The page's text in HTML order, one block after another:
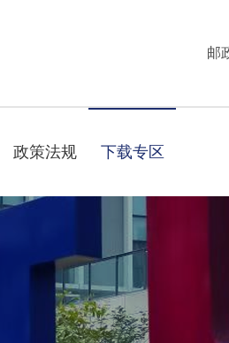
邮
政策法规 下载专区